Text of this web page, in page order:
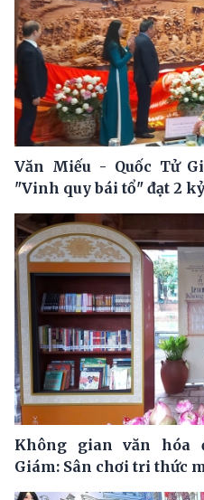
Văn Miếu - Quốc Tử
"Vinh quy bái tổ" đạt 2
Không gian văn hóa
Giám: Sân chơi tri thức